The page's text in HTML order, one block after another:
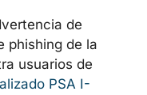
de
phishing de la
usuarios de
PSA I-